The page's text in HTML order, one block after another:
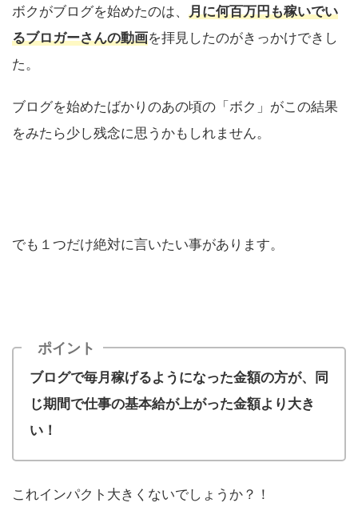
ボクがブログを始めたのは、 月に何百万円も稼いでい
るブロガーさんの動画を拝見したのがきっかけできし
た。
ブログを始めたばかりのあの頃の「ボク」がこの結果
をみたら少し残念に思うかもしれません。
でも１つだけ絶対に言いたい事があります。
ポイント
ブログで毎月稼げるようになった金額の方が、同
じ期間で仕事の基本給が上がった金額より大き
い！
これインパクト大きくないでしょうか？！